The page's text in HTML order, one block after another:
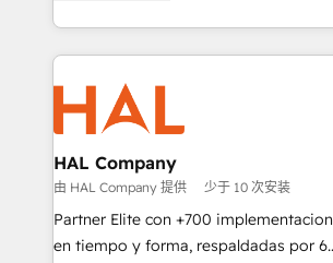
engine!
from Strategy to Operations. We
onboarding and implementation, web
& marketing automation, and digital
extensive experience working with
and manufacturers since 2002, we are
empowering our clients and
autonomy. Get to grips with HubSpot
guided implementation and seamless
the CRM platform into your digital
HAL Company
由 HAL Company 提供 少于 10 次安装
Partner Elite con +700
en tiempo y forma, respaldadas por 6